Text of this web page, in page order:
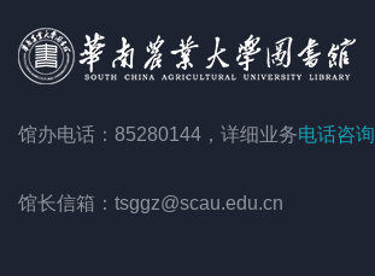
馆办电话：85280144，详细业务电话咨询
馆长信箱：tsggz@scau.edu.cn